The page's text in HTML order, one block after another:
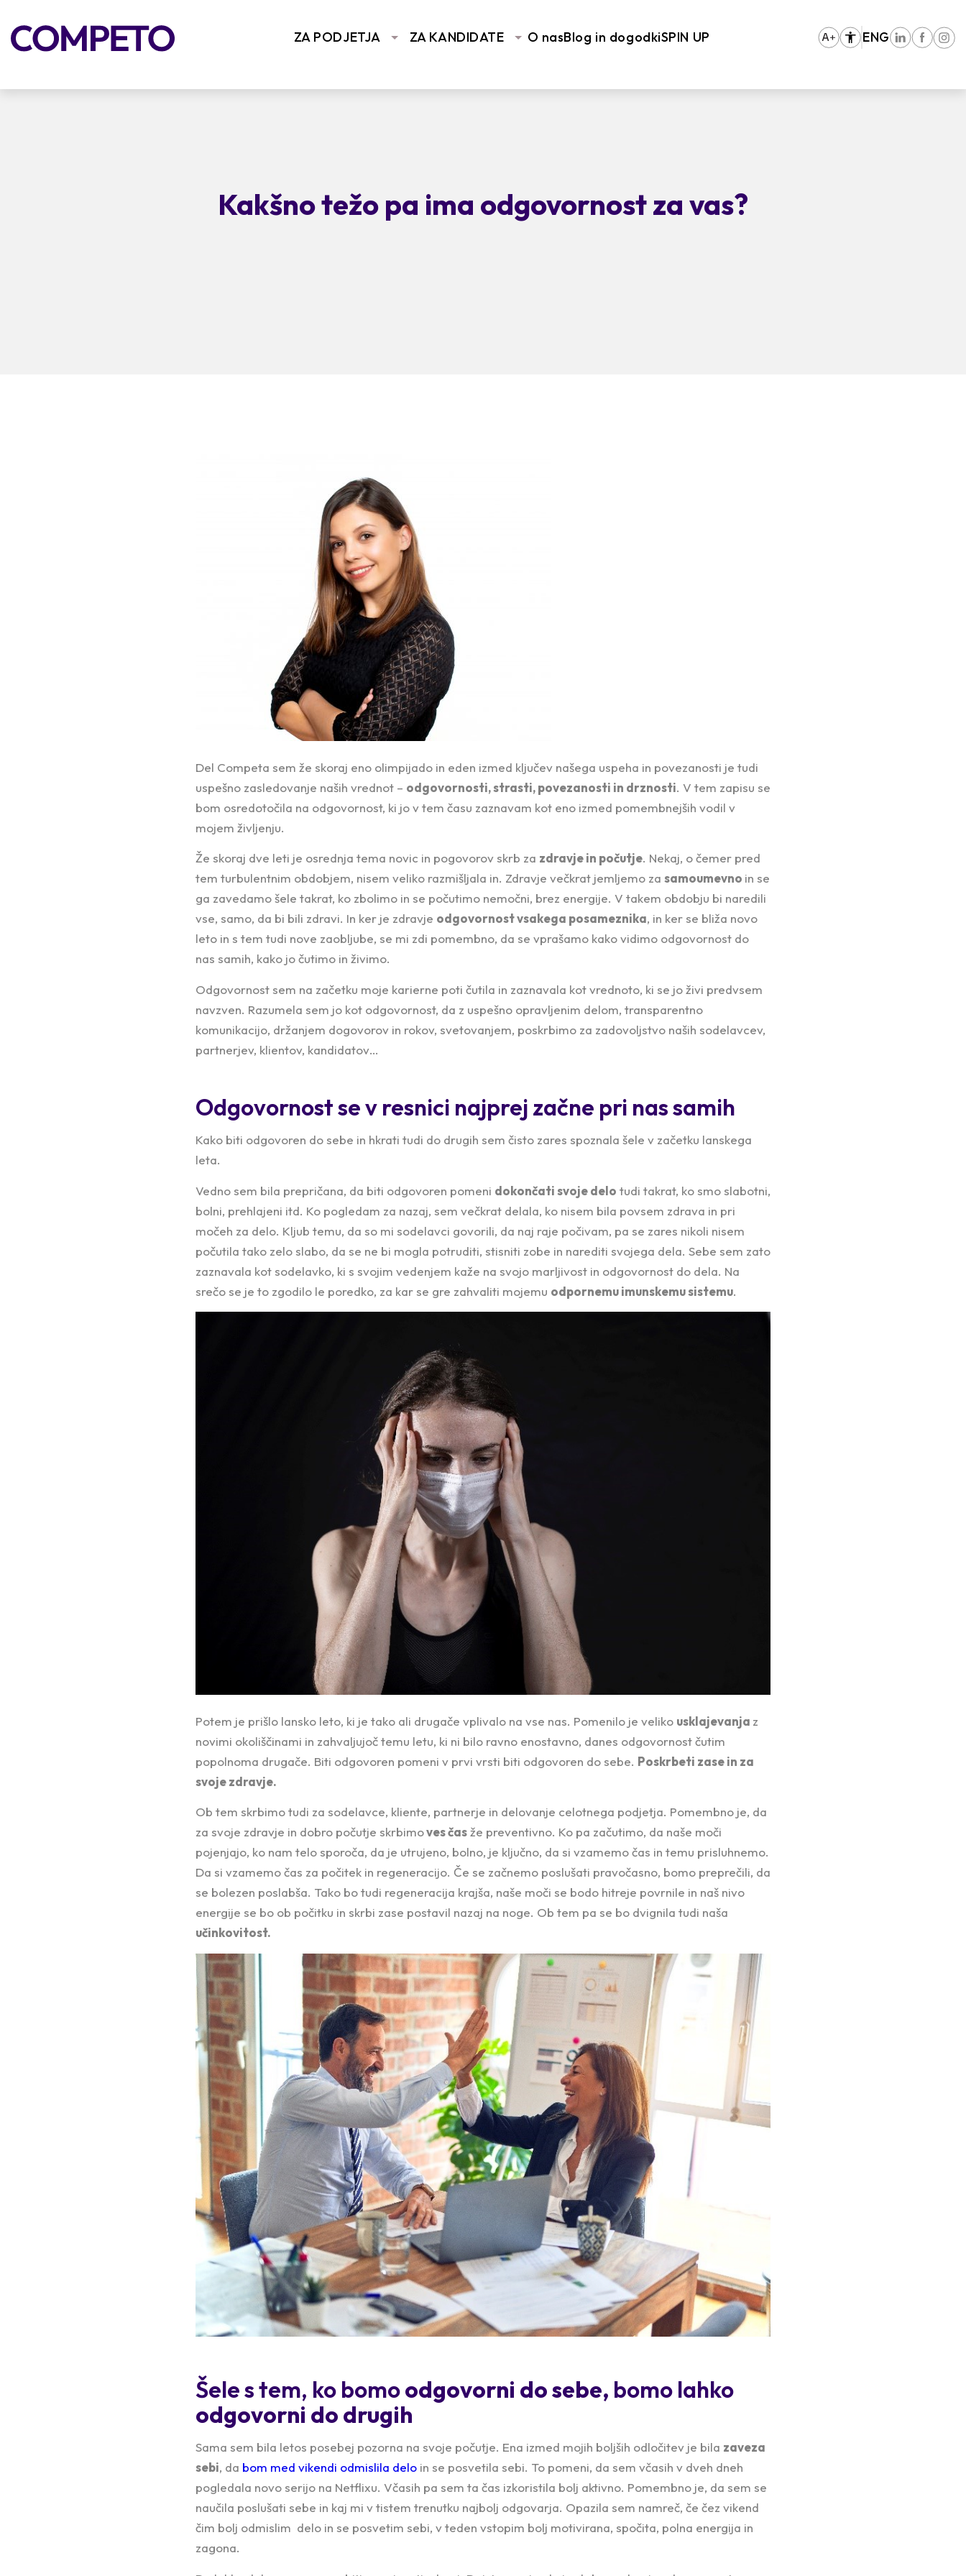
ZA PODJETJA ZA KANDIDATE O nasBlog in dogodkiSPIN UP ENG
Kakšno težo pa ima odgovornost za vas?
Del Competa sem že skoraj eno olimpijado in eden izmed ključev našega uspeha in povezanosti je tudi
uspešno zasledovanje naših vrednot – odgovornosti, strasti, povezanosti in drznosti. V tem zapisu se
bom osredotočila na odgovornost, ki jo v tem času zaznavam kot eno izmed pomembnejših vodil v
mojem življenju.
Že skoraj dve leti je osrednja tema novic in pogovorov skrb za zdravje in počutje. Nekaj, o čemer pred
tem turbulentnim obdobjem, nisem veliko razmišljala in. Zdravje večkrat jemljemo za samoumevno in se
ga zavedamo šele takrat, ko zbolimo in se počutimo nemočni, brez energije. V takem obdobju bi naredili
vse, samo, da bi bili zdravi. In ker je zdravje odgovornost vsakega posameznika, in ker se bliža novo
leto in s tem tudi nove zaobljube, se mi zdi pomembno, da se vprašamo kako vidimo odgovornost do
nas samih, kako jo čutimo in živimo.
Odgovornost sem na začetku moje karierne poti čutila in zaznavala kot vrednoto, ki se jo živi predvsem
navzven. Razumela sem jo kot odgovornost, da z uspešno opravljenim delom, transparentno
komunikacijo, držanjem dogovorov in rokov, svetovanjem, poskrbimo za zadovoljstvo naših sodelavcev,
partnerjev, klientov, kandidatov…
Odgovornost se v resnici najprej začne pri nas samih
Kako biti odgovoren do sebe in hkrati tudi do drugih sem čisto zares spoznala šele v začetku lanskega
leta.
Vedno sem bila prepričana, da biti odgovoren pomeni dokončati svoje delo tudi takrat, ko smo slabotni,
bolni, prehlajeni itd. Ko pogledam za nazaj, sem večkrat delala, ko nisem bila povsem zdrava in pri
močeh za delo. Kljub temu, da so mi sodelavci govorili, da naj raje počivam, pa se zares nikoli nisem
počutila tako zelo slabo, da se ne bi mogla potruditi, stisniti zobe in narediti svojega dela. Sebe sem zato
zaznavala kot sodelavko, ki s svojim vedenjem kaže na svojo marljivost in odgovornost do dela. Na
srečo se je to zgodilo le poredko, za kar se gre zahvaliti mojemu odpornemu imunskemu sistemu.
Potem je prišlo lansko leto, ki je tako ali drugače vplivalo na vse nas. Pomenilo je veliko usklajevanja z
novimi okoliščinami in zahvaljujoč temu letu, ki ni bilo ravno enostavno, danes odgovornost čutim
popolnoma drugače. Biti odgovoren pomeni v prvi vrsti biti odgovoren do sebe. Poskrbeti zase in za
svoje zdravje.
Ob tem skrbimo tudi za sodelavce, kliente, partnerje in delovanje celotnega podjetja. Pomembno je, da
za svoje zdravje in dobro počutje skrbimoves časže preventivno. Ko pa začutimo, da naše moči
pojenjajo, ko nam telo sporoča, da je utrujeno, bolno, je ključno, da si vzamemo čas in temu prisluhnemo.
Da si vzamemo čas za počitek in regeneracijo. Če se začnemo poslušati pravočasno, bomo preprečili, da
se bolezen poslabša. Tako bo tudi regeneracija krajša, naše moči se bodo hitreje povrnile in naš nivo
energije se bo ob počitku in skrbi zase postavil nazaj na noge. Ob tem pa se bo dvignila tudi naša
učinkovitost.
Šele s tem, ko bomoodgovorni do sebe, bomo lahko
odgovorni do drugih
Sama sem bila letos posebej pozorna na svoje počutje. Ena izmed mojih boljših odločitev je bila zaveza
sebi, da bom med vikendi odmislila delo in se posvetila sebi. To pomeni, da sem včasih v dveh dneh
pogledala novo serijo na Netflixu. Včasih pa sem ta čas izkoristila bolj aktivno. Pomembno je, da sem se
naučila poslušati sebe in kaj mi v tistem trenutku najbolj odgovarja. Opazila sem namreč, če čez vikend
čim bolj odmislim delo in se posvetim sebi, v teden vstopim bolj motivirana, spočita, polna energija in
zagona.